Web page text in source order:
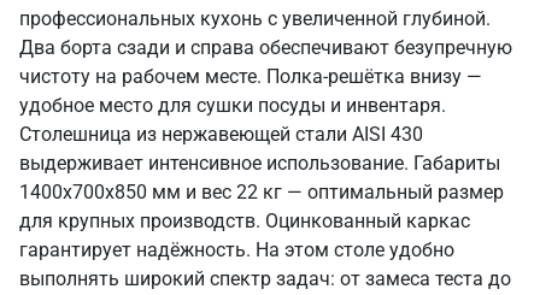
профессиональных кухонь с увеличенной глубиной.
Два борта сзади и справа обеспечивают безупречную
чистоту на рабочем месте. Полка-решётка внизу —
удобное место для сушки посуды и инвентаря.
Столешница из нержавеющей стали AISI 430
выдерживает интенсивное использование. Габариты
1400x700x850 мм и вес 22 кг — оптимальный размер
для крупных производств. Оцинкованный каркас
гарантирует надёжность. На этом столе удобно
выполнять широкий спектр задач: от замеса теста до